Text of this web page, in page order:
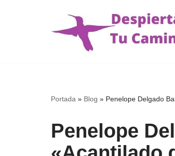
Portada » Blog » Penelope Delgado
Penelope